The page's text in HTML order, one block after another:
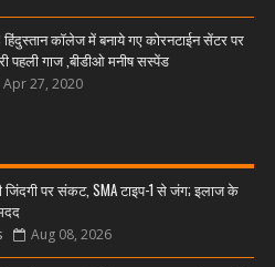
कॉलेज में बनाये गए कोरनटाईन सेंटर पर
पहली गाज ,बीडीओ मनीष सस्पेंड
Apr 27, 2020
जिंदगी पर संकट, SMA टाइप-1 से जंग; इलाज के
Aug 08, 2026